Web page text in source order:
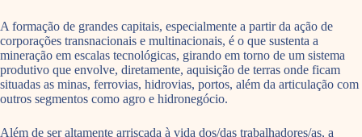
A formação de grandes capitais, especialmente a partir da ação de
corporações transnacionais e multinacionais, é o que sustenta a
mineração em escalas tecnológicas, girando em torno de um sistema
produtivo que envolve, diretamente, aquisição de terras onde ficam
situadas as minas, ferrovias, hidrovias, portos, além da articulação com
outros segmentos como agro e hidronegócio.
Além de ser altamente arriscada à vida dos/das trabalhadores/as, a